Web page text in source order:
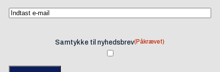
Samtykke til nyhedsbrev(Påkrævet)